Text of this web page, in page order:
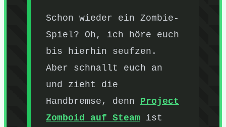
Schon wieder ein Zombie-
Spiel? Oh, ich höre euch
bis hierhin seufzen.
Aber schnallt euch an
und zieht die
Handbremse, denn Project
Zomboid auf Steam ist